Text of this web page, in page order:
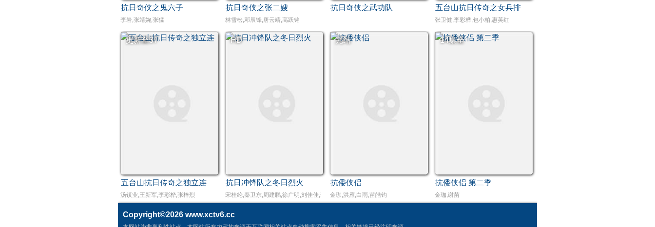
抗日奇侠之鬼六子
李岩,张靖婉,张猛
抗日奇侠之张二嫂
林雪松,邓辰锋,唐云靖,高跃铭
抗日奇侠之武功队 五台山抗日传奇之女兵排
张卫健,李彩桦,包小柏,惠英红
更新至37
五台山抗日传奇之独立连
汤镇业,王新军,李彩桦,张梓烈
HD
抗日冲锋队之冬日烈火
宋桂纶,秦卫东,周建鹏,徐广明,刘佳佳,李大强
完结
抗倭侠侣
金珈,洪雁,白雨,苗皓钧
14集全
抗倭侠侣 第二季
金珈,谢苗
Copyright©2026 www.xctv6.cc